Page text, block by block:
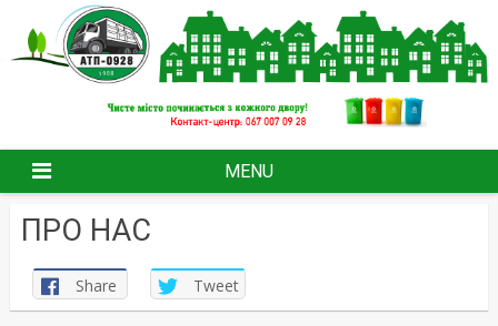
content
MENU
ПРО НАС
Share Tweet